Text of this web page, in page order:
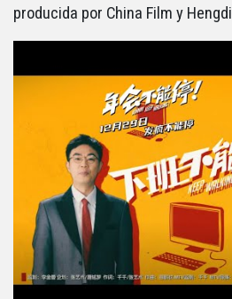
producida por China Film y